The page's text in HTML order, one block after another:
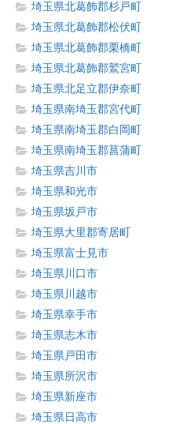
埼玉県北葛飾郡杉戸町
埼玉県北葛飾郡松伏町
埼玉県北葛飾郡栗橋町
埼玉県北葛飾郡鷲宮町
埼玉県北足立郡伊奈町
埼玉県南埼玉郡宮代町
埼玉県南埼玉郡白岡町
埼玉県南埼玉郡菖蒲町
埼玉県吉川市
埼玉県和光市
埼玉県坂戸市
埼玉県大里郡寄居町
埼玉県富士見市
埼玉県川口市
埼玉県川越市
埼玉県幸手市
埼玉県志木市
埼玉県戸田市
埼玉県所沢市
埼玉県新座市
埼玉県日高市